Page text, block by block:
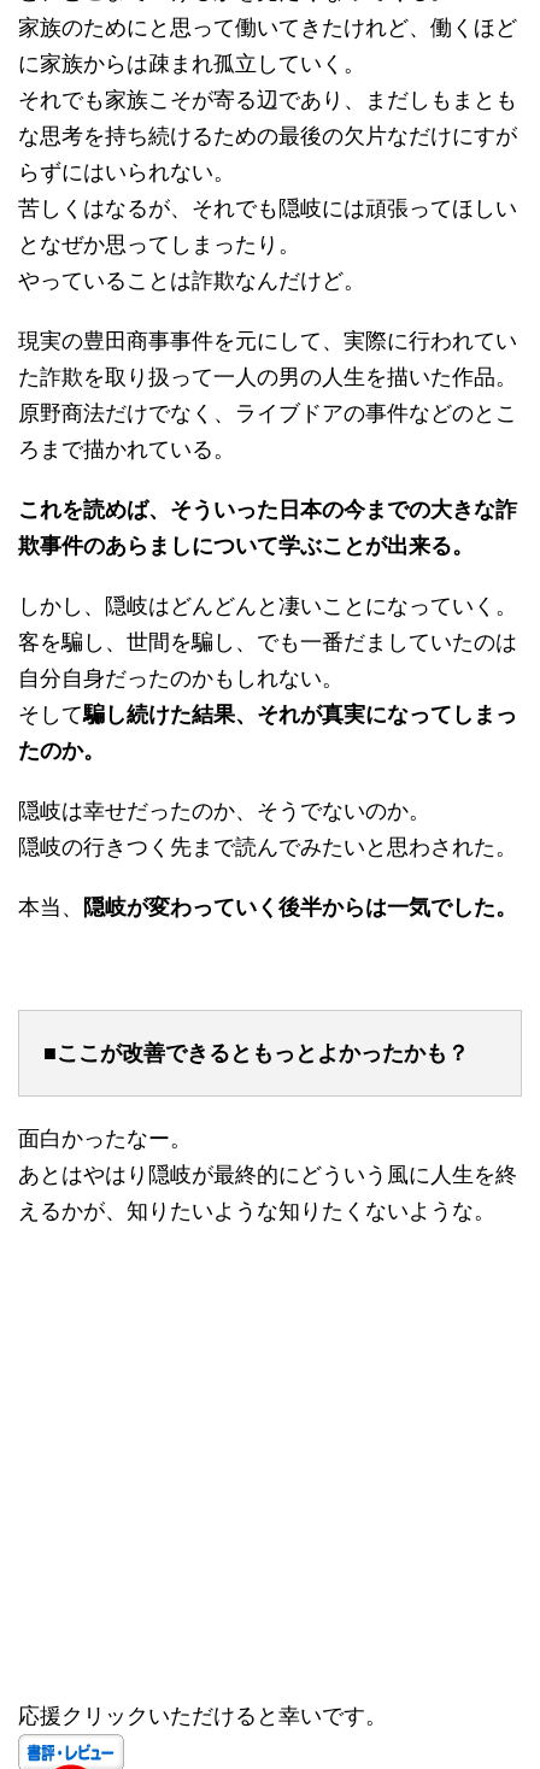
家族のためにと思って働いてきたけれど、働くほど
に家族からは疎まれ孤立していく。
それでも家族こそが寄る辺であり、まだしもまとも
な思考を持ち続けるための最後の欠片なだけにすが
らずにはいられない。
苦しくはなるが、それでも隠岐には頑張ってほしい
となぜか思ってしまったり。
やっていることは詐欺なんだけど。
現実の豊田商事事件を元にして、実際に行われてい
た詐欺を取り扱って一人の男の人生を描いた作品。
原野商法だけでなく、ライブドアの事件などのとこ
ろまで描かれている。
これを読めば、そういった日本の今までの大きな詐
欺事件のあらましについて学ぶことが出来る。
しかし、隠岐はどんどんと凄いことになっていく。
客を騙し、世間を騙し、でも一番だましていたのは
自分自身だったのかもしれない。
そして騙し続けた結果、それが真実になってしまっ
たのか。
隠岐は幸せだったのか、そうでないのか。
隠岐の行きつく先まで読んでみたいと思わされた。
本当、 隠岐が変わっていく後半からは一気でした。
■ここが改善できるともっとよかったかも？
面白かったなー。
あとはやはり隠岐が最終的にどういう風に人生を終
えるかが、知りたいような知りたくないような。
応援クリックいただけると幸いです。